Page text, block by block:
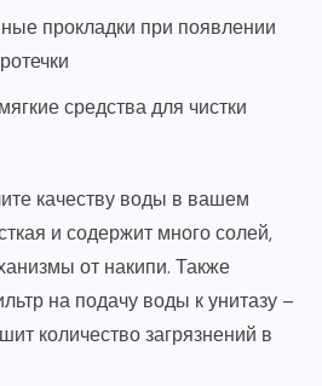
прокладки при появлении
средства для чистки
качеству воды в вашем
и содержит много солей,
от накипи. Также
на подачу воды к унитазу –
количество загрязнений в